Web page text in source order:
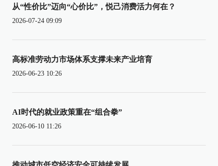
从“性价比”迈向“心价比”，悦己消费活力何在？
2026-07-24 09:09
高标准劳动力市场体系支撑未来产业培育
2026-06-23 10:26
AI时代的就业政策重在“组合拳”
2026-06-10 11:26